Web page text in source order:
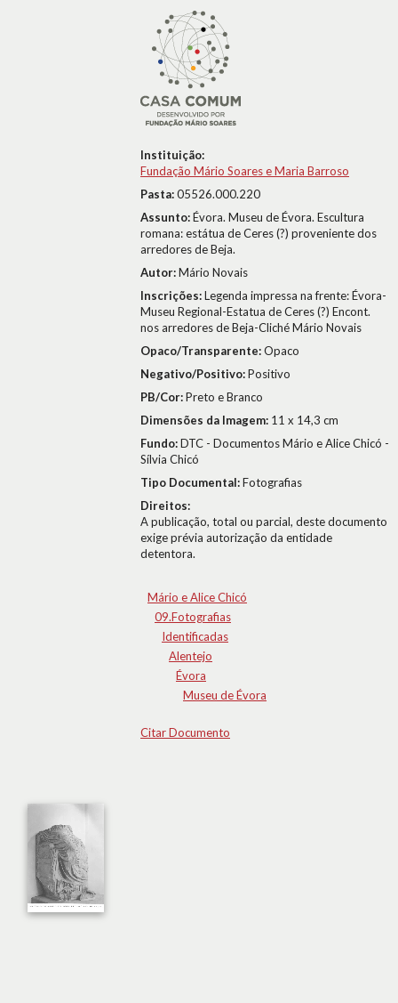
Instituição:
Fundação Mário Soares e Maria Barroso
Pasta:05526.000.220
Assunto:Évora. Museu de Évora. Escultura
romana: estátua de Ceres (?) proveniente dos
arredores de Beja.
Autor:Mário Novais
Inscrições:Legenda impressa na frente: Évora-
Museu Regional-Estatua de Ceres (?) Encont.
nos arredores de Beja-Cliché Mário Novais
Opaco/Transparente:Opaco
Negativo/Positivo:Positivo
PB/Cor:Preto e Branco
Dimensões da Imagem: 11 x 14,3 cm
Fundo:DTC - Documentos Mário e Alice Chicó -
Sílvia Chicó
Tipo Documental:Fotografias
Direitos:
A publicação, total ou parcial, deste documento
exige prévia autorização da entidade
detentora.
Mário e Alice Chicó
09.Fotografias
Identificadas
Alentejo
Évora
Museu de Évora
Citar Documento